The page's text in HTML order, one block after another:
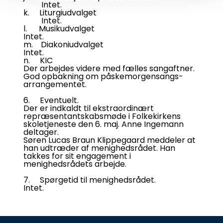
Intet.
k. Liturgiudvalget
Intet.
l. Musikudvalget
Intet.
m. Diakoniudvalget
Intet.
n. KIC
Der arbejdes videre med fælles sangaftner.
God opbakning om påskemorgensangs-
arrangementet.
6. Eventuelt.
Der er indkaldt til ekstraordinært
repræsentantskabsmøde i Folkekirkens
skoletjeneste den 6. maj. Anne Ingemann
deltager.
Søren Lucas Braun Klippegaard meddeler at
han udtræder af menighedsrådet. Han
takkes for sit engagement i
menighedsrådets arbejde.
7. Spørgetid til menighedsrådet.
Intet.